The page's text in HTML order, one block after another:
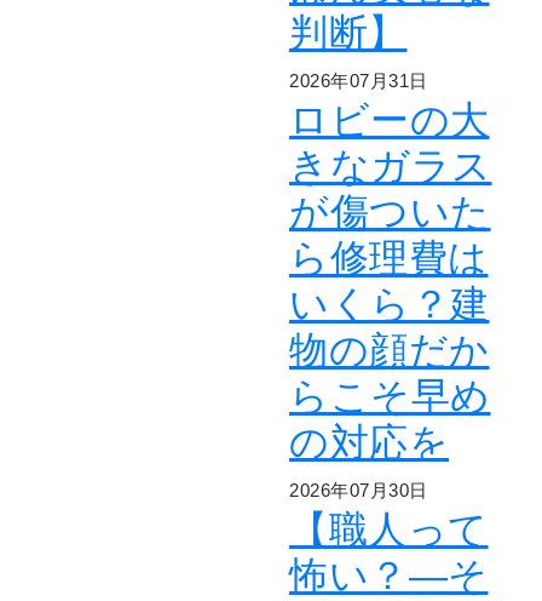
判断】
2026年07月31日
ロビーの大
きなガラス
が傷ついた
ら修理費は
いくら？建
物の顔だか
らこそ早め
の対応を
2026年07月30日
【職人って
怖い？―そ